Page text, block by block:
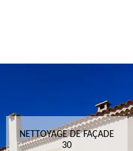
NETTOYAGE DE FAÇADE
30